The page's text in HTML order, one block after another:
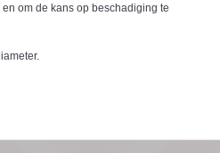
om de kans op beschadiging te